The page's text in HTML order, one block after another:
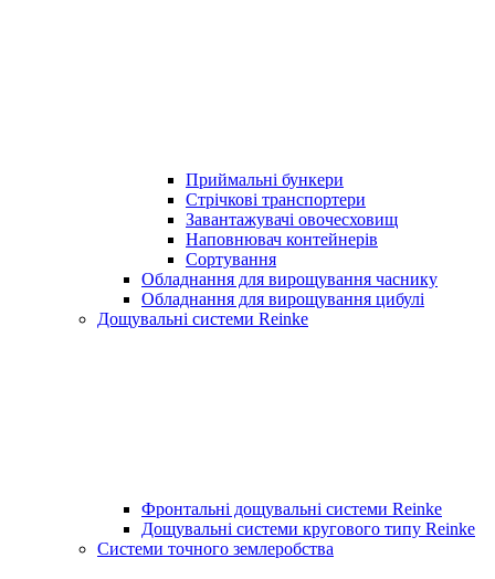
Приймальні бункери
Стрічкові транспортери
Завантажувачі овочесховищ
Наповнювач контейнерів
Сортування
Обладнання для вирощування часнику
Обладнання для вирощування цибулі
Дощувальні системи Reinke
Фронтальні дощувальні системи Reinke
Дощувальні системи кругового типу Reinke
Системи точного землеробства